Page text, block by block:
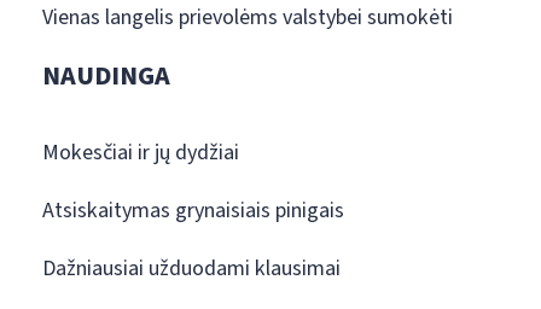
Vienas langelis prievolėms valstybei sumokėti
NAUDINGA
Mokesčiai ir jų dydžiai
Atsiskaitymas grynaisiais pinigais
Dažniausiai užduodami klausimai